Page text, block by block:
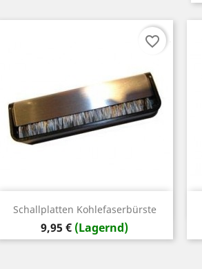
Schallplatten Kohlefaserbürste
Preis
9,95 € (Lagernd)
Vorschau
favorite_border